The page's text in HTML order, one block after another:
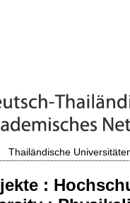
Thailändische
: